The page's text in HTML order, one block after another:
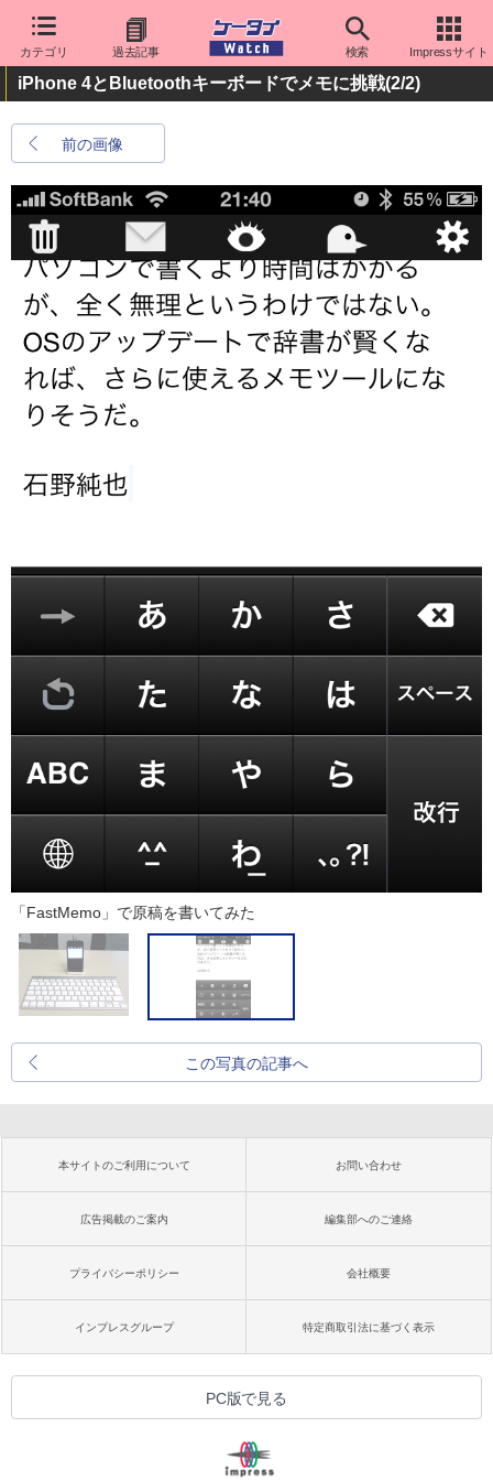
カテゴリ 過去記事 検索 Impressサイト
iPhone 4とBluetoothキーボードでメモに挑戦(2/2)
前の画像
「FastMemo」で原稿を書いてみた
この写真の記事へ
本サイトのご利用について お問い合わせ
広告掲載のご案内 編集部へのご連絡
プライバシーポリシー 会社概要
インプレスグループ 特定商取引法に基づく表示
PC版で見る